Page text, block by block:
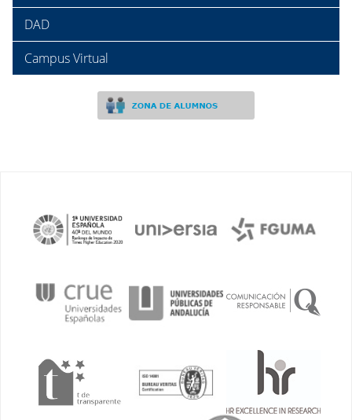
DAD
Campus Virtual